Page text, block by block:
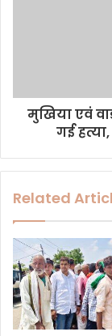
मुखिया एवं
गई
Related